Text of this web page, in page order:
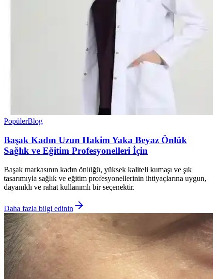
PopülerBlog
Başak Kadın Uzun Hakim Yaka Beyaz Önlük
Sağlık ve Eğitim Profesyonelleri İçin
Başak markasının kadın önlüğü, yüksek kaliteli kumaşı ve şık
tasarımıyla sağlık ve eğitim profesyonellerinin ihtiyaçlarına uygun,
dayanıklı ve rahat kullanımlı bir seçenektir.
Daha fazla bilgi edinin